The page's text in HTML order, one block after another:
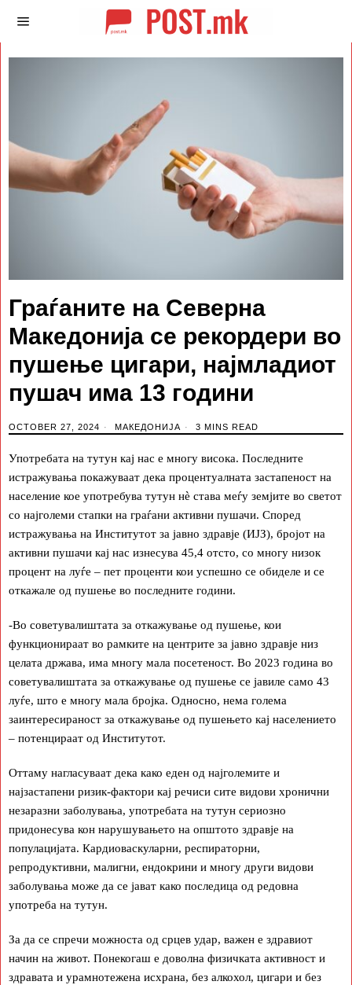
Граѓаните на Северна
Македонија се рекордери во
пушење цигари, најмладиот
пушач има 13 години
OCTOBER 27, 2024 МАКЕДОНИЈА 3 MINS READ
Употребата на тутун кај нас е многу висока. Последните
истражувања покажуваат дека процентуалната застапеност на
население кое употребува тутун нѐ става меѓу земјите во светот
со најголеми стапки на граѓани активни пушачи. Според
истражувања на Институтот за јавно здравје (ИЈЗ), бројот на
активни пушачи кај нас изнесува 45,4 отсто, со многу низок
процент на луѓе – пет проценти кои успешно се обиделе и се
откажале од пушење во последните години.
-Во советувалиштата за откажување од пушење, кои
функционираат во рамките на центрите за јавно здравје низ
целата држава, има многу мала посетеност. Во 2023 година во
советувалиштата за откажување од пушење се јавиле само 43
луѓе, што е многу мала бројка. Односно, нема голема
заинтересираност за откажување од пушењето кај населението
– потенцираат од Институтот.
Оттаму нагласуваат дека како еден од најголемите и
најзастапени ризик-фактори кај речиси сите видови хронични
незаразни заболувања, употребата на тутун сериозно
придонесува кон нарушувањето на општото здравје на
популацијата. Кардиоваскуларни, респираторни,
репродуктивни, малигни, ендокрини и многу други видови
заболувања може да се јават како последица од редовна
употреба на тутун.
За да се спречи можноста од срцев удар, важен е здравиот
начин на живот. Понекогаш е доволна физичката активност и
здравата и урамнотежена исхрана, без алкохол, цигари и без